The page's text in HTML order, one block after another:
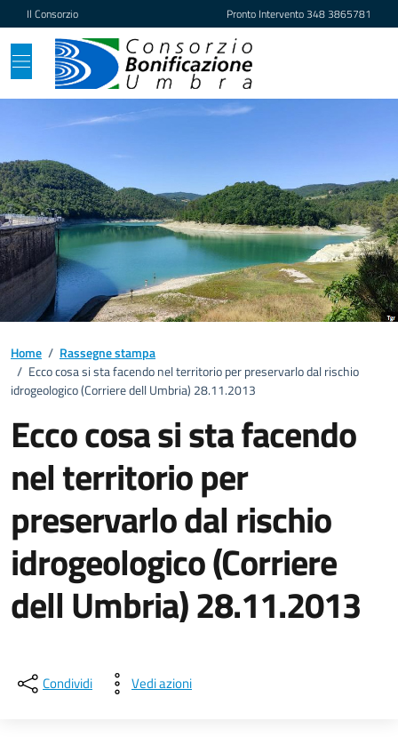
Vai ai contenuti
Vai al footer
Il Consorzio Pronto Intervento348 3865781
Home / Rassegne stampa
/ Ecco cosa si sta facendo nel territorio per preservarlo dal rischio
idrogeologico (Corriere dell Umbria) 28.11.2013
Ecco cosa si sta facendo
nel territorio per
preservarlo dal rischio
idrogeologico (Corriere
dell Umbria) 28.11.2013
Condividi Vedi azioni